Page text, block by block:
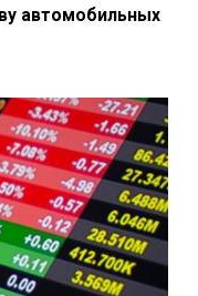
автомобильных